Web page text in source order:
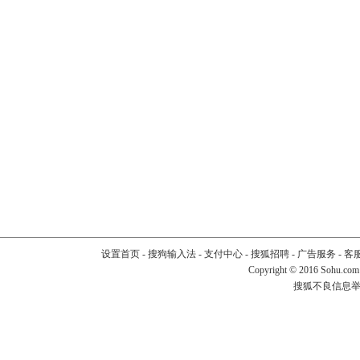
设置首页- 搜狗输入法- 支付中心- 搜狐招聘- 广告服务 - 客
Copyright © 2016
搜狐不良信息